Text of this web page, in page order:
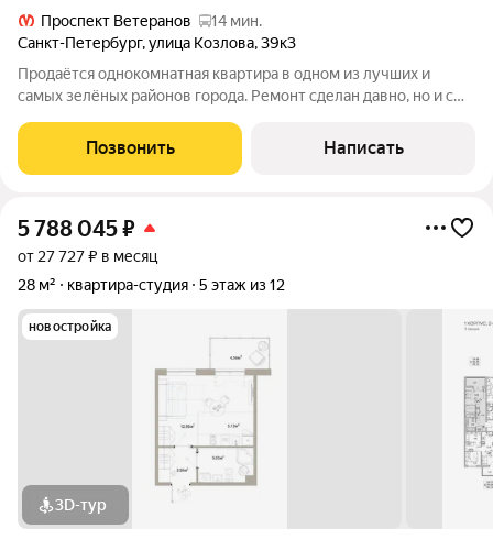
Проспект Ветеранов
14 мин.
Санкт-Петербург,улица Козлова,39к3
Продаётся однокомнатная квартира в одном из лучших и
самых зелёных районов города. Ремонт сделан давно, но и с
переделать интерьер под себя. Место очень уютное,
спокойное и безопасное. Дом
Позвонить Написать
5 788 045₽
от 27 727 ₽ в месяц
28 м²
квартира-студия 5 этаж из 12
новостройка
3D-тур